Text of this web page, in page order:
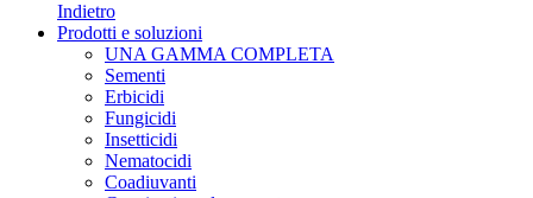
Indietro
Prodotti e soluzioni
UNA GAMMA COMPLETA
Sementi
Erbicidi
Fungicidi
Insetticidi
Nematocidi
Coadiuvanti